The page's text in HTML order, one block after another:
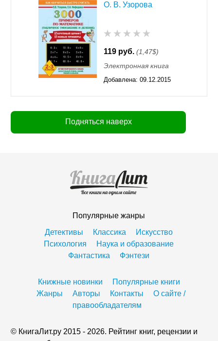
О. В. Узорова
119 руб. (1,47$)
Электронная книга
Добавлена: 09.12.2015
Подняться наверх
Популярные жанры
Детективы
Классика
Искусство
Психология
Наука и образование
Фантастика
Фэнтези
Книжные новинки
Популярные книги
Жанры
Авторы Контакты
О сайте /
правообладателям
© КнигаЛит.ру 2015 - 2026. Рейтинг книг, рецензии и